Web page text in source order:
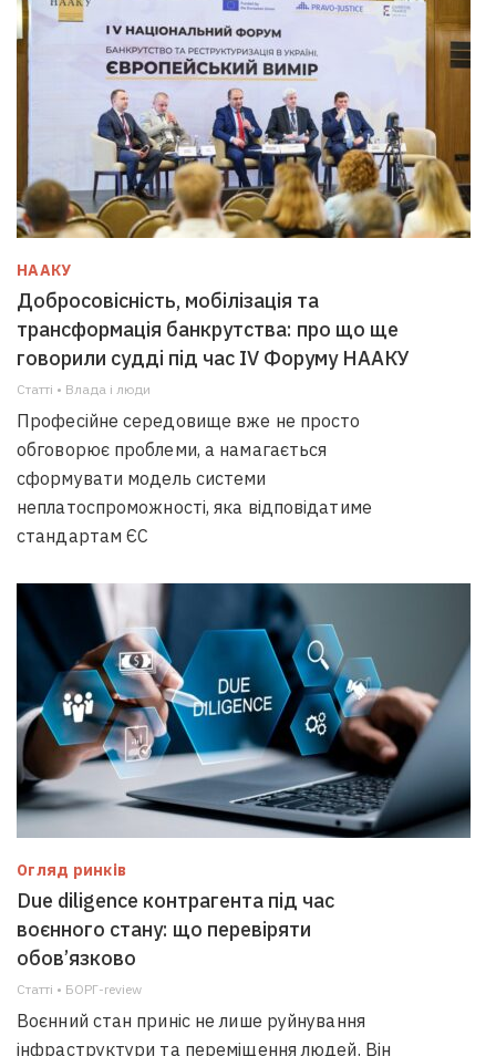
НААКУ
Добросовісність, мобілізація та
трансформація банкрутства: про що ще
говорили судді під час IV Форуму НААКУ
Статті • Влада i люди
Професійне середовище вже не просто
обговорює проблеми, а намагається
сформувати модель системи
неплатоспроможності, яка відповідатиме
стандартам ЄС
Огляд ринків
Due diligence контрагента під час
воєнного стану: що перевіряти
обов’язково
Статті • БОРГ-review
Воєнний стан приніс не лише руйнування
інфраструктури та переміщення людей. Він